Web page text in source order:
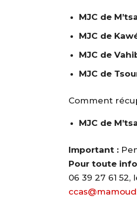
MJC de
MJC de
MJC de
MJC de
Comment
MJC de
Important :
Pour toute
06 39 27 61 52,